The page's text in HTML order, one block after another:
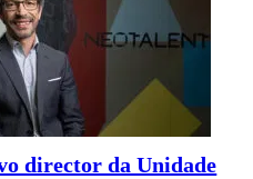
director da Unidade